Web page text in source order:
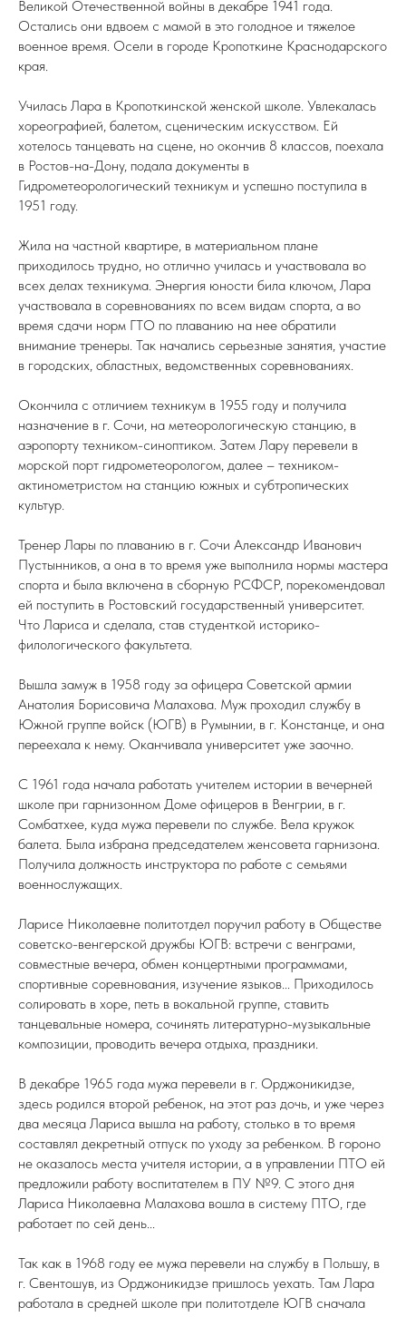
Великой Отечественной войны в декабре 1941 года.
Остались они вдвоем с мамой в это голодное и тяжелое
военное время. Осели в городе Кропоткине Краснодарского
края.
Училась Лара в Кропоткинской женской школе. Увлекалась
хореографией, балетом, сценическим искусством. Ей
хотелось танцевать на сцене, но окончив 8 классов, поехала
в Ростов-на-Дону, подала документы в
Гидрометеорологический техникум и успешно поступила в
1951 году.
Жила на частной квартире, в материальном плане
приходилось трудно, но отлично училась и участвовала во
всех делах техникума. Энергия юности била ключом, Лара
участвовала в соревнованиях по всем видам спорта, а во
время сдачи норм ГТО по плаванию на нее обратили
внимание тренеры. Так начались серьезные занятия, участие
в городских, областных, ведомственных соревнованиях.
Окончила с отличием техникум в 1955 году и получила
назначение в г. Сочи, на метеорологическую станцию, в
аэропорту техником-синоптиком. Затем Лару перевели в
морской порт гидрометеорологом, далее – техником-
актинометристом на станцию южных и субтропических
культур.
Тренер Лары по плаванию в г. Сочи Александр Иванович
Пустынников, а она в то время уже выполнила нормы мастера
спорта и была включена в сборную РСФСР, порекомендовал
ей поступить в Ростовский государственный университет.
Что Лариса и сделала, став студенткой историко-
филологического факультета.
Вышла замуж в 1958 году за офицера Советской армии
Анатолия Борисовича Малахова. Муж проходил службу в
Южной группе войск (ЮГВ) в Румынии, в г. Констанце, и она
переехала к нему. Оканчивала университет уже заочно.
С 1961 года начала работать учителем истории в вечерней
школе при гарнизонном Доме офицеров в Венгрии, в г.
Сомбатхее, куда мужа перевели по службе. Вела кружок
балета. Была избрана председателем женсовета гарнизона.
Получила должность инструктора по работе с семьями
военнослужащих.
Ларисе Николаевне политотдел поручил работу в Обществе
советско-венгерской дружбы ЮГВ: встречи с венграми,
совместные вечера, обмен концертными программами,
спортивные соревнования, изучение языков... Приходилось
солировать в хоре, петь в вокальной группе, ставить
танцевальные номера, сочинять литературно-музыкальные
композиции, проводить вечера отдыха, праздники.
В декабре 1965 года мужа перевели в г. Орджоникидзе,
здесь родился второй ребенок, на этот раз дочь, и уже через
два месяца Лариса вышла на работу, столько в то время
составлял декретный отпуск по уходу за ребенком. В гороно
не оказалось места учителя истории, а в управлении ПТО ей
предложили работу воспитателем в ПУ №9. С этого дня
Лариса Николаевна Малахова вошла в систему ПТО, где
работает по сей день...
Так как в 1968 году ее мужа перевели на службу в Польшу, в
г. Свентошув, из Орджоникидзе пришлось уехать. Там Лара
работала в средней школе при политотделе ЮГВ сначала